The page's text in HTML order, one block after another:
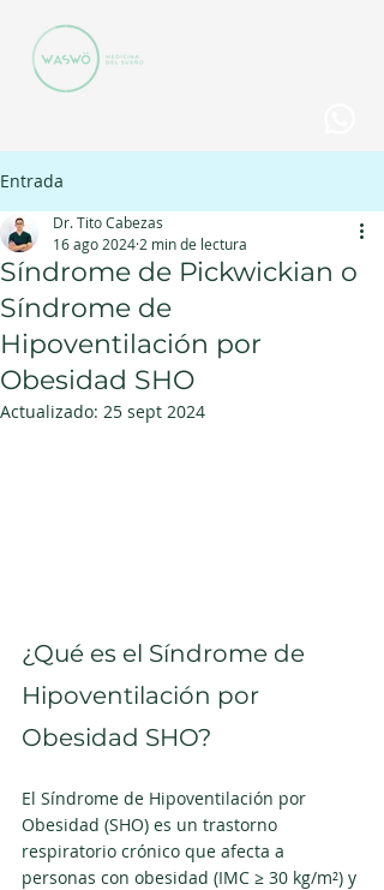
Entrada
Síndrome de Pickwickian o
Síndrome de
Hipoventilación por
Obesidad SHO
Dr. Tito Cabezas
16 ago 2024 2 min de lectura
Actualizado: 25 sept 2024
¿Qué es el Síndrome de
Hipoventilación por
Obesidad SHO?
El Síndrome de Hipoventilación por
Obesidad (SHO) es un trastorno
respiratorio crónico que afecta a
personas con obesidad (IMC ≥ 30 kg/m²) y